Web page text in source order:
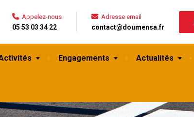
Engagements Actualités
Appelez-nous
05 53 03 34 22
Adresse email
contact@doumensa.fr